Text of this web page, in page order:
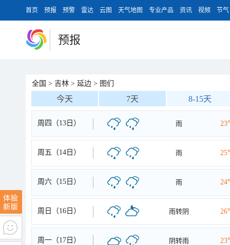
首页 预报 预警 雷达 云图 天气地图 专业产品 资讯 视频 节气
预报
全国 > 吉林 > 延边 > 图们
今天 7天 8-15天
周四（13日） 雨
周五（14日） 雨
周六（15日） 雨
周日（16日） 雨转阴
周一（17日） 阴转雨